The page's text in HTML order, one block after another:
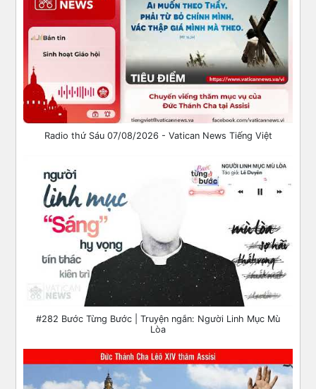
Radio thứ Sáu 07/08/2026 - Vatican News Tiếng Việt
#282 Bước Từng Bước | Truyện ngắn: Người Linh Mục Mù
Lòa